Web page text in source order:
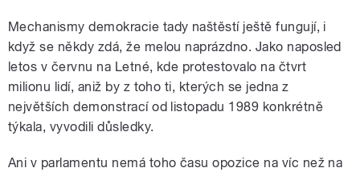
Mechanismy demokracie tady naštěstí ještě fungují, i
když se někdy zdá, že melou naprázdno. Jako naposled
letos v červnu na Letné, kde protestovalo na čtvrt
milionu lidí, aniž by z toho ti, kterých se jedna z
největších demonstrací od listopadu 1989 konkrétně
týkala, vyvodili důsledky.
Ani v parlamentu nemá toho času opozice na víc než na